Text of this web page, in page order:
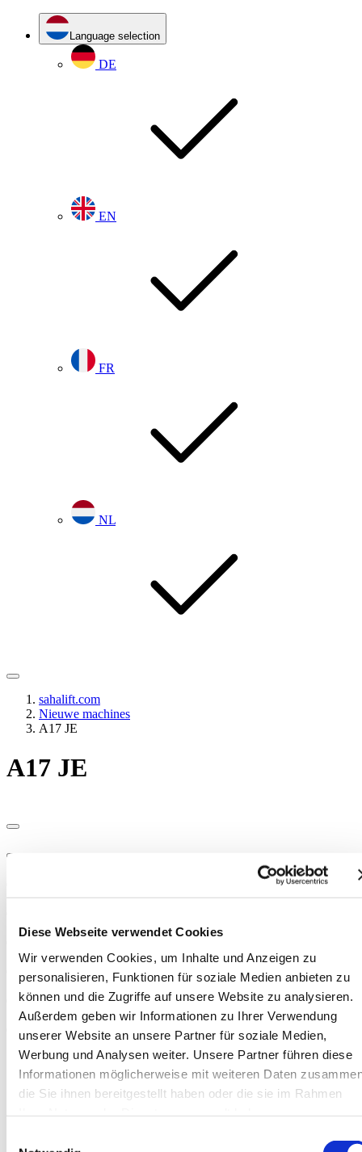
Diese Webseite verwendet Cookies
Wir verwenden Cookies, um Inhalte und Anzeigen zu
personalisieren, Funktionen für soziale Medien anbieten zu
können und die Zugriffe auf unsere Website zu analysieren.
Außerdem geben wir Informationen zu Ihrer Verwendung
unserer Website an unsere Partner für soziale Medien,
Werbung und Analysen weiter. Unsere Partner führen diese
Informationen möglicherweise mit weiteren Daten
die Sie ihnen bereitgestellt haben oder die sie im Rahmen
Language selection
DE
EN
FR
NL
sahalift.com
Nieuwe machines
A17 JE
A17 JE